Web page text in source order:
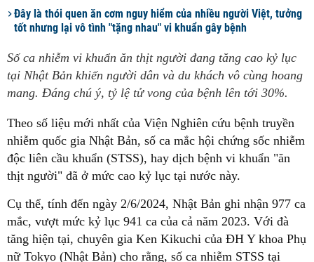
Đây là thói quen ăn cơm nguy hiểm của nhiều người Việt, tưởng
tốt nhưng lại vô tình "tặng nhau" vi khuẩn gây bệnh
Số ca nhiễm vi khuẩn ăn thịt người đang tăng cao kỷ lục
tại Nhật Bản khiến người dân và du khách vô cùng hoang
mang. Đáng chú ý, tỷ lệ tử vong của bệnh lên tới 30%.
Theo số liệu mới nhất của Viện Nghiên cứu bệnh truyền
nhiễm quốc gia Nhật Bản, số ca mắc hội chứng sốc nhiễm
độc liên cầu khuẩn (STSS), hay dịch bệnh vi khuẩn "ăn
thịt người" đã ở mức cao kỷ lục tại nước này.
Cụ thể, tính đến ngày 2/6/2024, Nhật Bản ghi nhận 977 ca
mắc, vượt mức kỷ lục 941 ca của cả năm 2023. Với đà
tăng hiện tại, chuyên gia Ken Kikuchi của ĐH Y khoa Phụ
nữ Tokyo (Nhật Bản) cho rằng, số ca nhiễm STSS tại